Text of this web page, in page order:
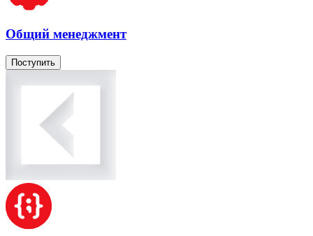
Общий менеджмент
Поступить